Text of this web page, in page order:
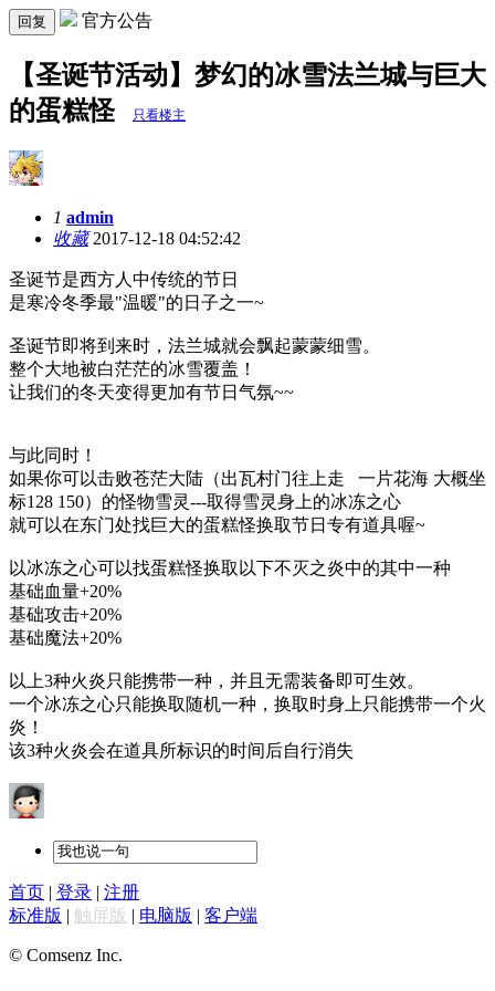
回复 官方公告
【圣诞节活动】梦幻的冰雪法兰城与巨大
的蛋糕怪
只看楼主
1 admin
收藏2017-12-18 04:52:42
圣诞节是西方人中传统的节日
是寒冷冬季最"温暖"的日子之一~
圣诞节即将到来时，法兰城就会飘起蒙蒙细雪。
整个大地被白茫茫的冰雪覆盖！
让我们的冬天变得更加有节日气氛~~
与此同时！
如果你可以击败苍茫大陆（出瓦村门往上走 一片花海 大概坐
标128 150）的怪物雪灵---取得雪灵身上的冰冻之心
就可以在东门处找巨大的蛋糕怪换取节日专有道具喔~
以冰冻之心可以找蛋糕怪换取以下不灭之炎中的其中一种
基础血量+20%
基础攻击+20%
基础魔法+20%
以上3种火炎只能携带一种，并且无需装备即可生效。
一个冰冻之心只能换取随机一种，换取时身上只能携带一个火
炎！
该3种火炎会在道具所标识的时间后自行消失
首页 | 登录 | 注册
标准版 | 触屏版 | 电脑版 | 客户端
© Comsenz Inc.